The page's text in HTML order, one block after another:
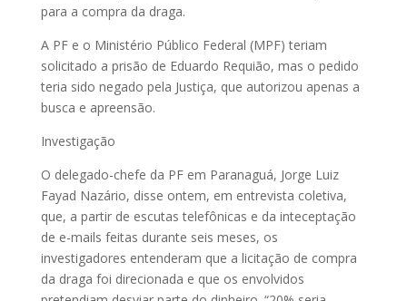
para a compra da draga.
A PF e o Ministério Público Fe­­deral (MPF) teriam
solicitado a prisão de Eduardo Requião, mas o pedido
teria sido negado pela Justiça, que autorizou apenas a
busca e apreensão.
Investigação
O delegado-chefe da PF em Pa­­ranaguá, Jorge Luiz
Fayad Nazário, disse ontem, em entrevista coletiva,
que, a partir de escutas telefônicas e da inteceptação
de e-mails feitas durante seis meses, os
investigadores entenderam que a licitação de compra
da draga foi direcionada e que os envolvidos